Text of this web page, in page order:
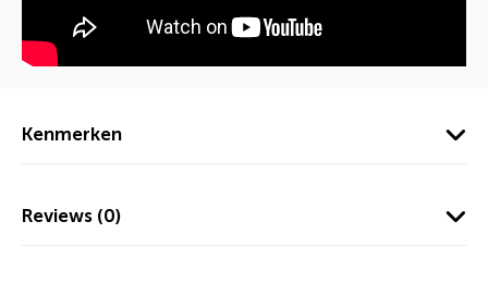
Kenmerken
Reviews (0)